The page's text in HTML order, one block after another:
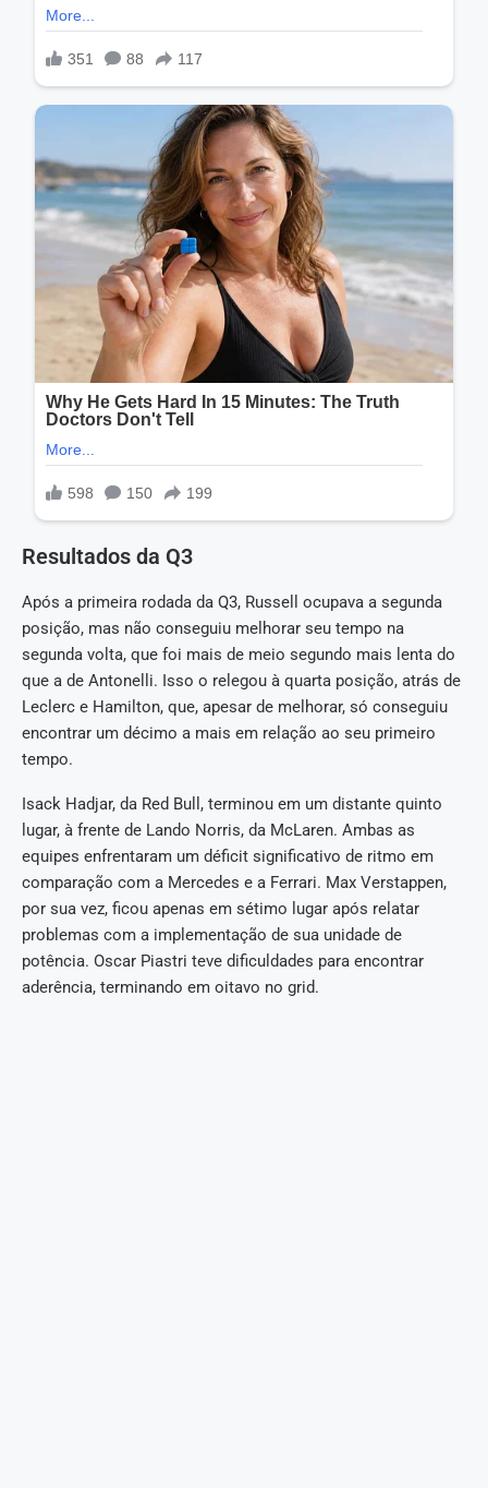
Resultados da Q3
Após a primeira rodada da Q3, Russell ocupava a segunda
posição, mas não conseguiu melhorar seu tempo na
segunda volta, que foi mais de meio segundo mais lenta do
que a de Antonelli. Isso o relegou à quarta posição, atrás de
Leclerc e Hamilton, que, apesar de melhorar, só conseguiu
encontrar um décimo a mais em relação ao seu primeiro
tempo.
Isack Hadjar, da Red Bull, terminou em um distante quinto
lugar, à frente de Lando Norris, da McLaren. Ambas as
equipes enfrentaram um déficit significativo de ritmo em
comparação com a Mercedes e a Ferrari. Max Verstappen,
por sua vez, ficou apenas em sétimo lugar após relatar
problemas com a implementação de sua unidade de
potência. Oscar Piastri teve dificuldades para encontrar
aderência, terminando em oitavo no grid.